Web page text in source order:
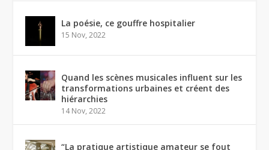
La poésie, ce gouffre hospitalier
15 Nov, 2022
Quand les scènes musicales influent sur les
transformations urbaines et créent des
hiérarchies
14 Nov, 2022
“La pratique artistique amateur se fout